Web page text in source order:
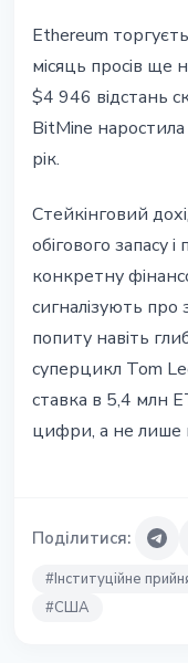
Ethereum
місяць просів ще
$4 946 відстань
BitMine
рік.
Стейкінговий
обігового запасу
конкретну
сигналізують про
попиту навіть
суперцикл Tom
ставка в 5,4 млн
цифри, а не лише
Поділитися:
#Інституційне
#США